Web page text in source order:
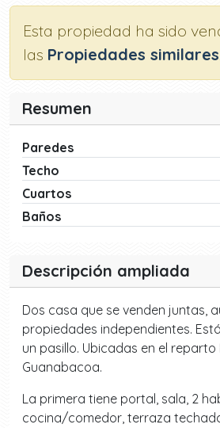
Esta propiedad ha sido
las Propiedades similares
Resumen
Paredes
Techo
Cuartos
Baños
Descripción ampliada
Dos casa que se venden juntas,
propiedades independientes.
un pasillo. Ubicadas en el reparto
Guanabacoa.
La primera tiene portal, sala, 2
cocina/comedor, terraza